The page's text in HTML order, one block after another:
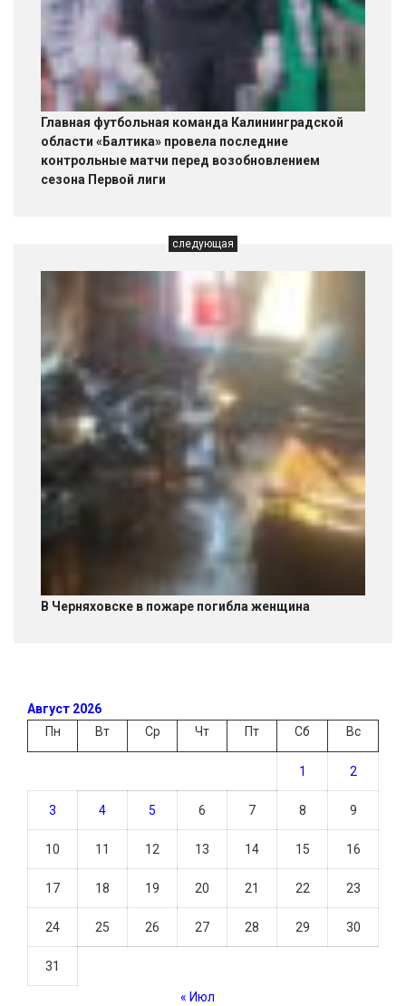
Главная футбольная команда Калининградской
области «Балтика» провела последние
контрольные матчи перед возобновлением
сезона Первой лиги
следующая
В Черняховске в пожаре погибла женщина
Август 2026
Пн
Вт Ср Чт Пт Сб Вс
1 2
3 4 5 6 7 8 9
10 11 12 13 14 15 16
17 18 19 20 21 22 23
24 25 26 27 28 29 30
31
« Июл